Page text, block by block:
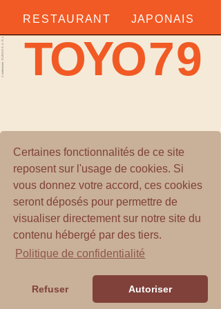
Certaines fonctionnalités de ce site
reposent sur l'usage de cookies. Si
vous donnez votre accord, ces cookies
seront déposés pour permettre de
visualiser directement sur notre site du
contenu hébergé par des tiers.
Politique de confidentialité
Refuser Autoriser
TOYO 7 9
R E S T A U R A N T J A P O N A I S
© webmaster : EURASI S. A. R. L.